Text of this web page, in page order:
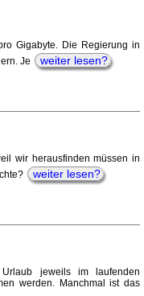
Gigabyte. Die Regierung in
Je
weiter lesen?
wir herausfinden müssen in
weiter lesen?
jeweils im laufenden
werden. Manchmal ist das